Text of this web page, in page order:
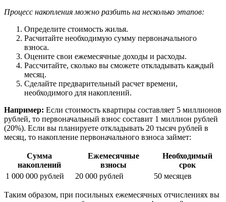
Процесс накопления можно разбить на несколько этапов:
Определите стоимость жилья.
Расчитайте необходимую сумму первоначального
взноса.
Оцените свои ежемесячные доходы и расходы.
Рассчитайте, сколько вы сможете откладывать каждый
месяц.
Сделайте предварительный расчет времени,
необходимого для накоплений.
Например: Если стоимость квартиры составляет 5 миллионов
рублей, то первоначальный взнос составит 1 миллион рублей
(20%). Если вы планируете откладывать 20 тысяч рублей в
месяц, то накопление первоначального взноса займет:
Сумма
накоплений
Ежемесячные
взносы
Необходимый
срок
1 000 000 рублей
20 000 рублей 50 месяцев
Таким образом, при посильных ежемесячных отчислениях вы